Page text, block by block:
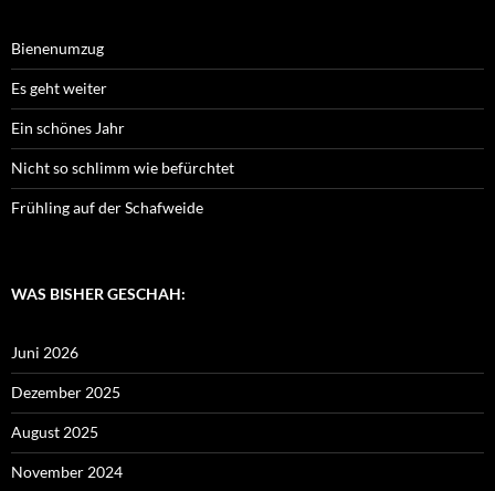
Bienenumzug
Es geht weiter
Ein schönes Jahr
Nicht so schlimm wie befürchtet
Frühling auf der Schafweide
WAS BISHER GESCHAH:
Juni 2026
Dezember 2025
August 2025
November 2024